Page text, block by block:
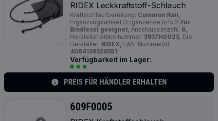
RIDEX Leckkraftstoff-Schlauch
Kraftstoffaufbereitung: Common Rail,
Ergänzungsartikel / Ergänzende Info 2: für
Biodiesel geeignet, Anschlussanzahl: 6,
Hersteller Artikelnummer: 3937H0023, Die
Hersteller: RIDEX, EAN-Nummer(n):
4064138326551
Verfügbarkeit im Lager:
PREIS FÜR HÄNDLER ERHALTEN
609F0005